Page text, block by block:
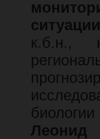
к.б.н.,
Леонид